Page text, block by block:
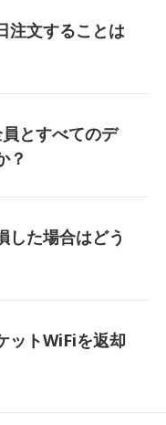
のどの郵便ポストに投
での行列はありませ
注文することは
ホテルへのお届けの場
のオプションを確認い
とすべてのデ
？
ォン、タブレット、ノー
クも同梱しています。
した場合はどう
や破損に備えることが
ださい—引き続き接続
ットWiFiを返却